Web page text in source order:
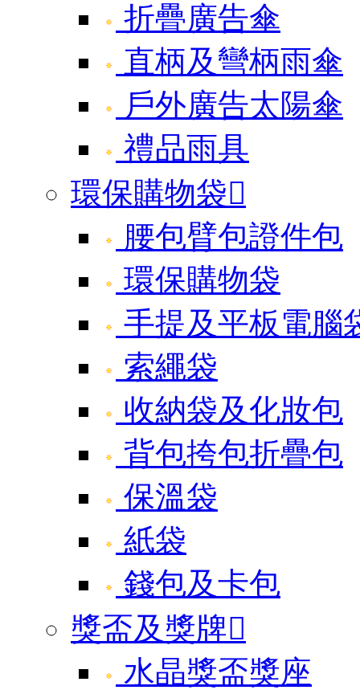
折疊廣告傘
直柄及彎柄雨傘
戶外廣告太陽傘
禮品雨具
環保購物袋
腰包臂包證件包
環保購物袋
手提及平板電腦
索繩袋
收納袋及化妝包
背包挎包折疊包
保溫袋
紙袋
錢包及卡包
獎盃及獎牌
水晶獎盃獎座